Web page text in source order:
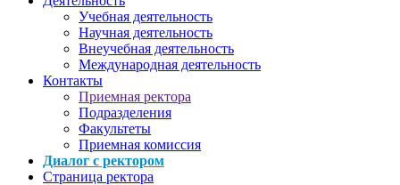
Учебная деятельность
Научная деятельность
Внеучебная деятельность
Международная деятельность
Контакты
Приемная ректора
Подразделения
Факультеты
Приемная комиссия
Диалог с ректором
Страница ректора